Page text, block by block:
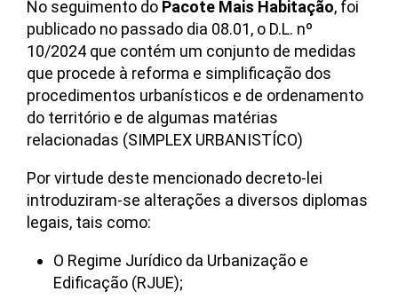
No seguimento do Pacote Mais Habitação, foi
publicado no passado dia 08.01, o D.L. nº
10/2024 que contém um conjunto de medidas
que procede à reforma e simplificação dos
procedimentos urbanísticos e de ordenamento
do território e de algumas matérias
relacionadas (SIMPLEX URBANISTÍCO)
Por virtude deste mencionado decreto-lei
introduziram-se alterações a diversos diplomas
legais, tais como:
O Regime Jurídico da Urbanização e
Edificação (RJUE);